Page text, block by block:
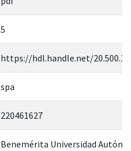
5
https://hdl.handle.net/
spa
220461627
Benemérita Universidad